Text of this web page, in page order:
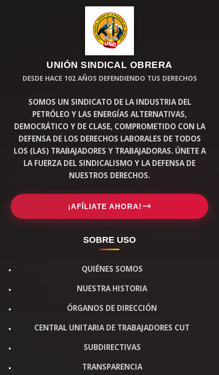
UNIÓN SINDICAL OBRERA
DESDE HACE 102 AÑOS DEFENDIENDO TUS DERECHOS
SOMOS UN SINDICATO DE LA INDUSTRIA DEL
PETRÓLEO Y LAS ENERGÍAS ALTERNATIVAS,
DEMOCRÁTICO Y DE CLASE, COMPROMETIDO CON LA
DEFENSA DE LOS DERECHOS LABORALES DE TODOS
LOS (LAS) TRABAJADORES Y TRABAJADORAS. ÚNETE A
LA FUERZA DEL SINDICALISMO Y LA DEFENSA DE
NUESTROS DERECHOS.
¡AFÍLIATE AHORA!
SOBRE USO
QUIÉNES SOMOS
NUESTRA HISTORIA
ÓRGANOS DE DIRECCIÓN
CENTRAL UNITARIA DE TRABAJADORES CUT
SUBDIRECTIVAS
TRANSPARENCIA